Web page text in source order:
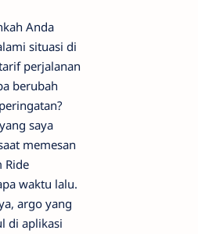
Anda
situasi di
perjalanan
berubah
saya
memesan
Ride
waktu lalu.
argo yang
di aplikasi